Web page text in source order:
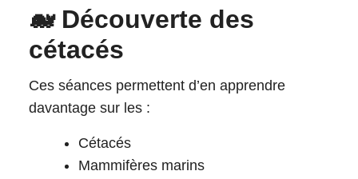
🐋 Découverte des
cétacés
Ces séances permettent d’en apprendre
davantage sur les :
Cétacés
Mammifères marins